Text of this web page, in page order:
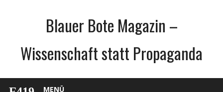
Blauer Bote Magazin –
Wissenschaft statt Propaganda
MENÜ